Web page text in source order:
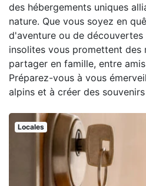
des hébergements uniques
nature. Que vous soyez en
d'aventure ou de découvertes
insolites vous promettent des
partager en famille, entre
Préparez-vous à vous
alpins et à créer des
Locales